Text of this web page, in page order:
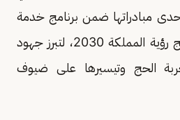
مبادراتها ضمن برنامج خدمة
ضيوف الرحمن أحد برامج رؤية المملكة 2030، لتبرز جهود
الحج وتيسيرها على ضيوف